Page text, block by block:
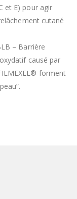
et E) pour agir
cutané
– Barrière
causé par
forment